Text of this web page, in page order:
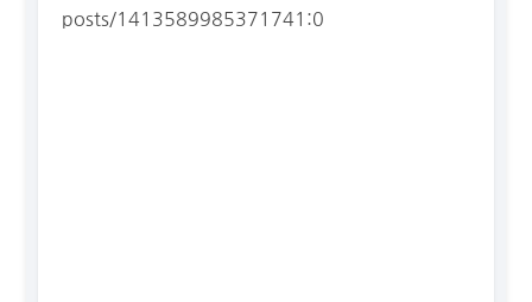
posts/1413589985371741:0